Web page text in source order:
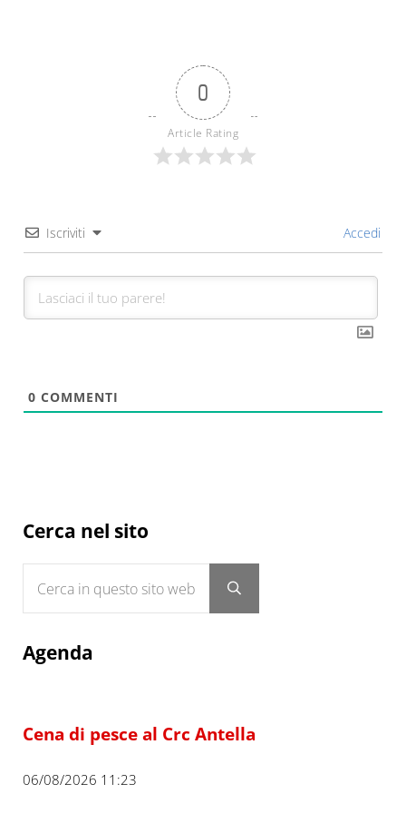
0
Article Rating
Iscriviti Accedi
0 COMMENTI
Sidebar
Cerca nel sito
Submit search
Agenda
Cena di pesce al Crc Antella
06/08/2026 11:23